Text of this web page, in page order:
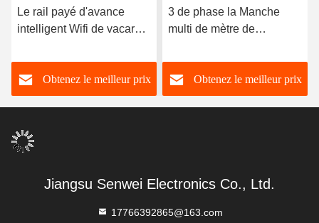
Le rail payé d'avance
intelligent Wifi de vacarme
CE 60A a payé d'avance
l'électricité avec le
système de contrôle
Obtenez le meilleur prix
3 de phase la Manche
multi de mètre de
cristaux liquides d'énergie
de fil futé du mètre 100A
80A 4
Obtenez le meilleur prix
Jiangsu Senwei Electronics Co., Ltd.
17766392865@163.com